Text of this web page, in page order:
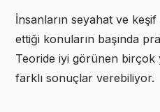
İnsanların seyahat ve
ettiği konuların başında
Teoride iyi görünen birçok
farklı sonuçlar verebiliyor.